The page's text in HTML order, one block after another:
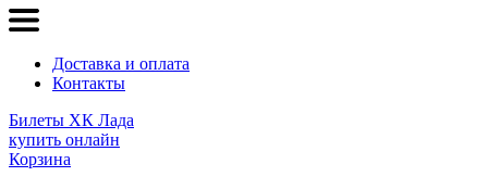
Доставка и оплата
Контакты
Билеты ХК Лада
купить онлайн
Корзина